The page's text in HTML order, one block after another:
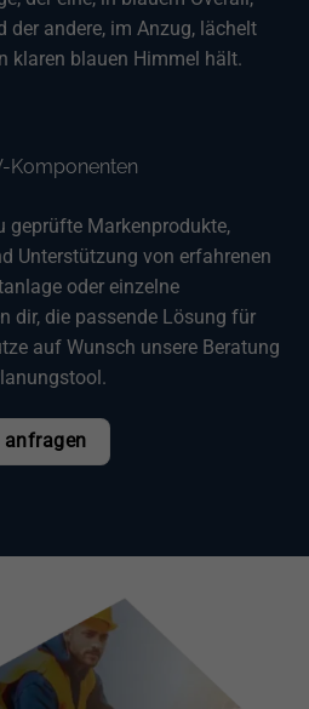
Komponenten
geprüfte Markenprodukte,
Unterstützung von erfahrenen
oder einzelne
dir, die passende Lösung für
auf Wunsch unsere Beratung
anfragen